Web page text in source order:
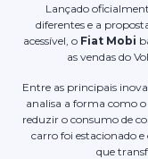
Lançado
diferentes e a
acessível, o Fiat Mobi
as vendas do
Entre as principais
analisa a forma como
reduzir o consumo de
carro foi estacionado
que